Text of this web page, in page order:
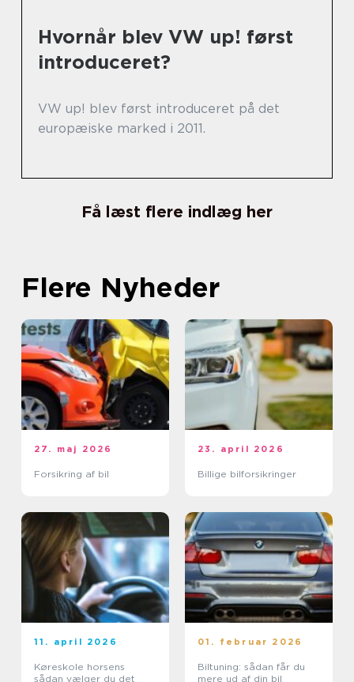
Hvornår blev VW up! først
introduceret?
VW up! blev først introduceret på det
europæiske marked i 2011.
Få læst flere indlæg her
Flere Nyheder
27. maj 2026
Forsikring af bil
23. april 2026
Billige bilforsikringer
11. april 2026
Køreskole horsens
sådan vælger du det
01. februar 2026
Biltuning: sådan får du
mere ud af din bil